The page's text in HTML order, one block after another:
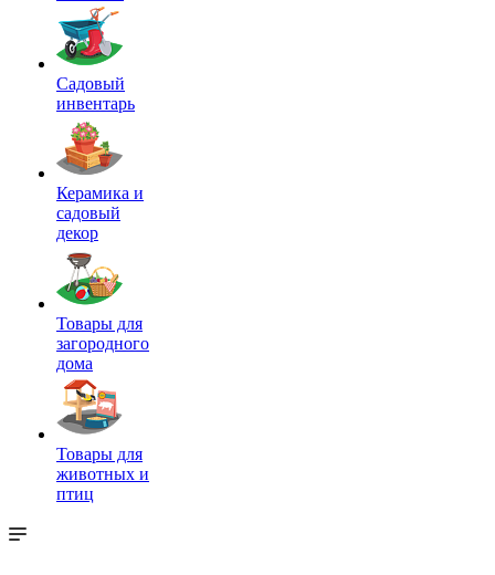
Садовый
инвентарь
Керамика и
садовый
декор
Товары для
загородного
дома
Товары для
животных и
птиц